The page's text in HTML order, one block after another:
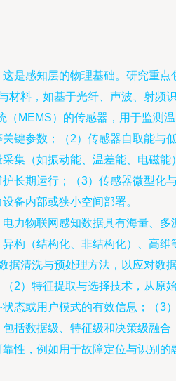
是感知层的物理基础。研究重点
材料，如基于光纤、声波、射频
（MEMS）的传感器，用于监测温
键参数；（2）传感器自取能与
集（如振动能、温差能、电磁能
长期运行；（3）传感器微型化
备内部或狭小空间部署。
力物联网感知数据具有海量、多
异构（结构化、非结构化）、高维
据清洗与预处理方法，以应对数
2）特征提取与选择技术，从原
态或用户模式的有效信息；（3
括数据级、特征级和决策级融合
性，例如用于故障定位与识别的